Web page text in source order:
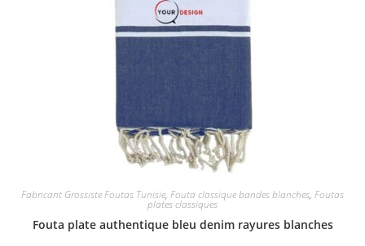
Fabricant Grossiste Foutas Tunisie, Fouta classique bandes blanches, Foutas
plates classiques
Fouta plate authentique bleu denim rayures blanches